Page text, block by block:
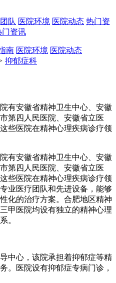
队 医院环境 医院动态 热门资
门资讯
南 医院环境 医院动态
抑郁症科
有安徽省精神卫生中心、安徽
第四人民医院、安徽省立医
些医院在精神心理疾病诊疗领
有安徽省精神卫生中心、安徽
第四人民医院、安徽省立医
些医院在精神心理疾病诊疗领
业医疗团队和先进设备，能够
化的治疗方案。合肥地区精神
甲医院均设有独立的精神心理
。
中心，该院承担着抑郁症等精
。医院设有抑郁症专病门诊，